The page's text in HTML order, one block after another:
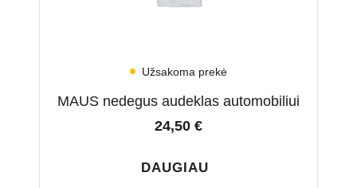
Užsakoma prekė
MAUS nedegus audeklas automobiliui
24,50 €
DAUGIAU